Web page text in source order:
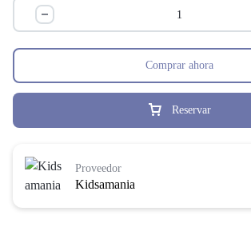
Reservar
Comprar ahora
Kidsamania
Proveedor